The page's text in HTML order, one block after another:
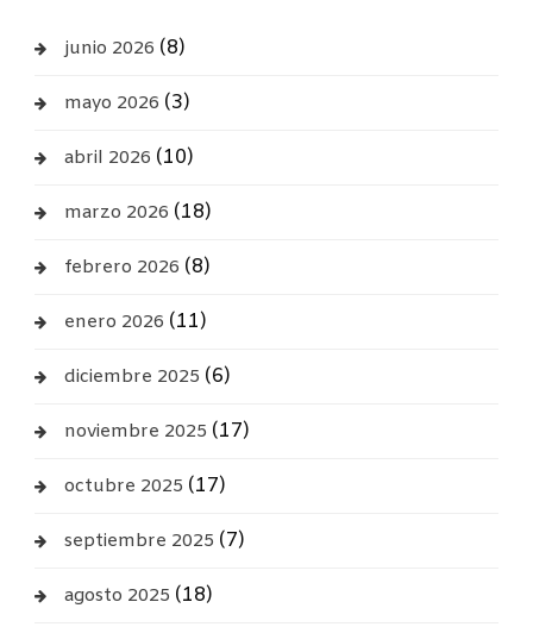
junio 2026 (8)
mayo 2026 (3)
abril 2026 (10)
marzo 2026 (18)
febrero 2026 (8)
enero 2026 (11)
diciembre 2025 (6)
noviembre 2025 (17)
octubre 2025 (17)
septiembre 2025 (7)
agosto 2025 (18)